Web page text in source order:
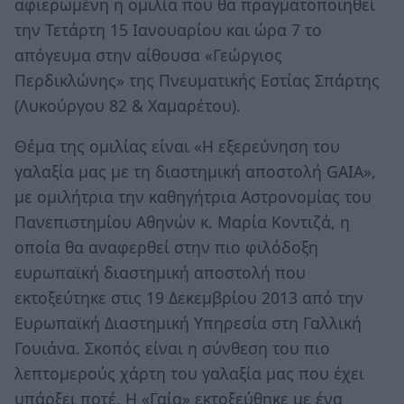
την Τετάρτη 15 Ιανουαρίου και ώρα 7 το
απόγευμα στην αίθουσα «Γεώργιος
Περδικλώνης» της Πνευματικής Εστίας Σπάρτης
(Λυκούργου 82 & Χαμαρέτου).
Θέμα της ομιλίας είναι «Η εξερεύνηση του
γαλαξία μας με τη διαστημική αποστολή GAIA»,
με ομιλήτρια την καθηγήτρια Αστρονομίας του
Πανεπιστημίου Αθηνών κ. Μαρία Κοντιζά, η
οποία θα αναφερθεί στην πιο φιλόδοξη
ευρωπαϊκή διαστημική αποστολή που
εκτοξεύτηκε στις 19 Δεκεμβρίου 2013 από την
Ευρωπαϊκή Διαστημική Υπηρεσία στη Γαλλική
Γουιάνα. Σκοπός είναι η σύνθεση του πιο
λεπτομερούς χάρτη του γαλαξία μας που έχει
υπάρξει ποτέ. Η «Γαία» εκτοξεύθηκε με ένα